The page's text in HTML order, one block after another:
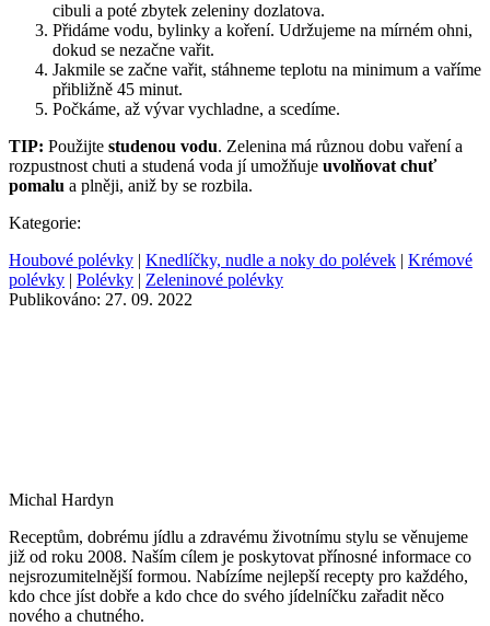
cibuli a poté zbytek zeleniny dozlatova.
Přidáme vodu, bylinky a koření. Udržujeme na mírném ohni,
dokud se nezačne vařit.
Jakmile se začne vařit, stáhneme teplotu na minimum a vaříme
přibližně 45 minut.
Počkáme, až vývar vychladne, a scedíme.
TIP: Použijte studenou vodu. Zelenina má různou dobu vaření a
rozpustnost chuti a studená voda jí umožňuje uvolňovat chuť
pomalu a plněji, aniž by se rozbila.
Kategorie:
Houbové polévky | Knedlíčky, nudle a noky do polévek | Krémové
polévky | Polévky | Zeleninové polévky
Publikováno: 27. 09. 2022
Michal Hardyn
Receptům, dobrému jídlu a zdravému životnímu stylu se věnujeme
již od roku 2008. Naším cílem je poskytovat přínosné informace co
nejsrozumitelnější formou. Nabízíme nejlepší recepty pro každého,
kdo chce jíst dobře a kdo chce do svého jídelníčku zařadit něco
nového a chutného.